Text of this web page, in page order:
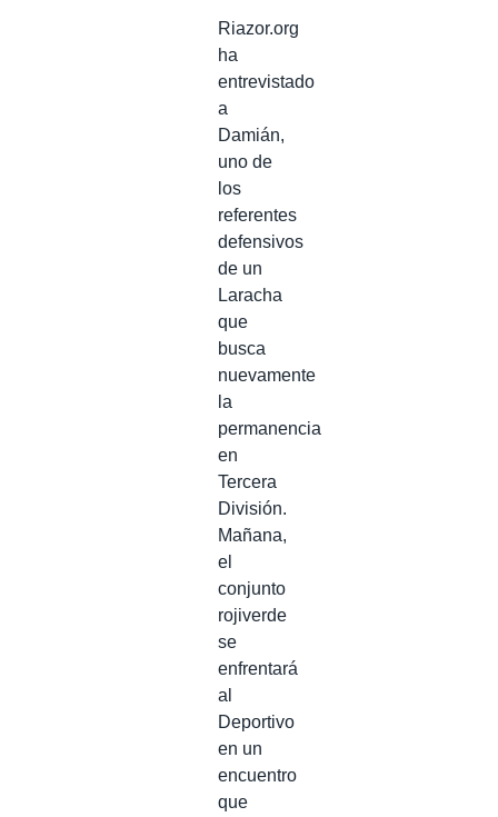
Riazor.org
ha
entrevistado
a
Damián,
uno de
los
referentes
defensivos
de un
Laracha
que
busca
nuevamente
la
permanencia
en
Tercera
División.
Mañana,
el
conjunto
rojiverde
se
enfrentará
al
Deportivo
en un
encuentro
que